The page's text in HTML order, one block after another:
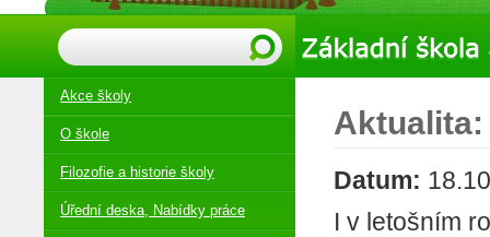
Aktualita:
Datum:
I v letošním
Akce školy
O škole
Filozofie a historie školy
Úřední deska, Nabídky práce